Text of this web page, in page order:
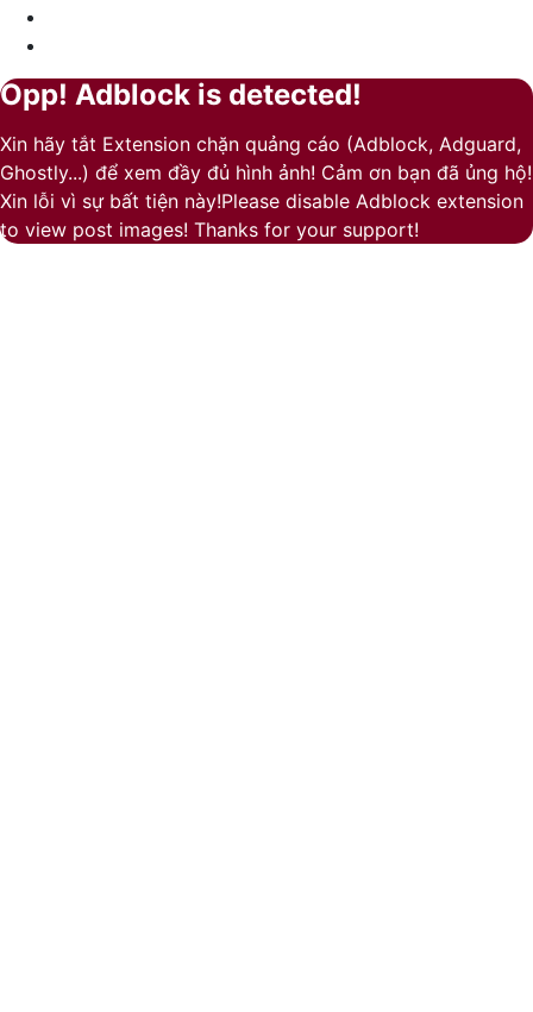
Back
top
button
Close
Opp! Adblock is detected!
Xin hãy tắt Extension chặn quảng cáo (Adblock, Adguard,
Ghostly...) để xem đầy đủ hình ảnh! Cảm ơn bạn đã ủng hộ!
Xin lỗi vì sự bất tiện này!Please disable Adblock extension
to view post images! Thanks for your support!